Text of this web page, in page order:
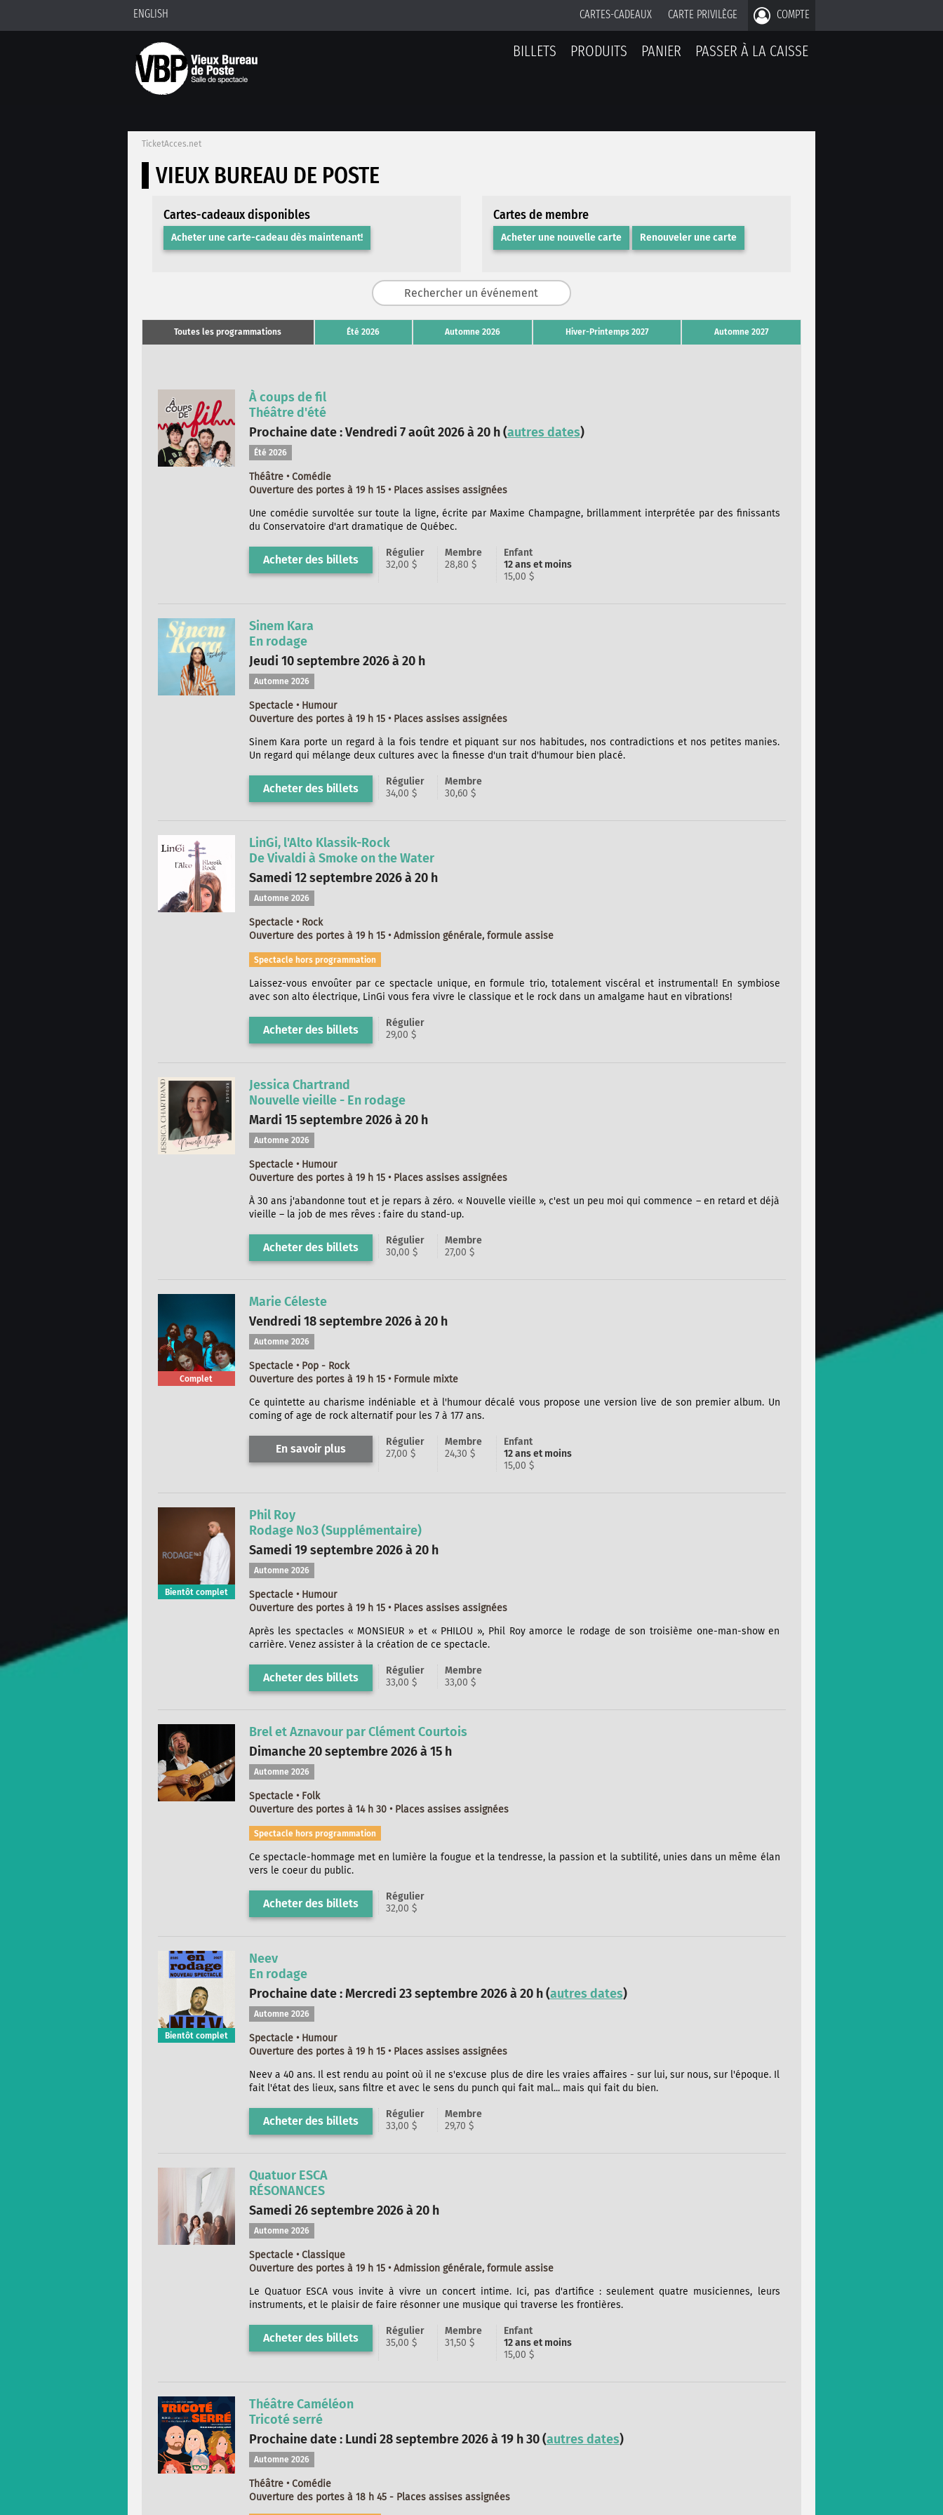
ENGLISH CARTES-CADEAUX CARTE PRIVILÈGE COMPTE
BILLETS PRODUITS PANIER PASSER À LA CAISSE
TicketAcces.net
VIEUX BUREAU DE POSTE
Cartes-cadeaux disponibles
Acheter une carte-cadeau dès maintenant!
Cartes de membre
Acheter une nouvelle carte Renouveler une carte
Toutes les programmations Été 2026 Automne 2026 Hiver-Printemps 2027 Automne 2027
À coups de fil
Théâtre d'été
Prochaine date : Vendredi 7 août 2026 à 20 h (autres dates)
Été 2026
Théâtre • Comédie
Ouverture des portes à 19 h 15 • Places assises assignées
Une comédie survoltée sur toute la ligne, écrite par Maxime Champagne, brillamment interprétée par des finissants
du Conservatoire d'art dramatique de Québec.
Acheter des billets
Régulier
32,00 $
Membre
28,80 $
Enfant
12 ans et moins
15,00 $
Sinem Kara
En rodage
Jeudi 10 septembre 2026 à 20 h
Automne 2026
Spectacle • Humour
Ouverture des portes à 19 h 15 • Places assises assignées
Sinem Kara porte un regard à la fois tendre et piquant sur nos habitudes, nos contradictions et nos petites manies.
Un regard qui mélange deux cultures avec la finesse d'un trait d'humour bien placé.
Acheter des billets
Régulier
34,00 $
Membre
30,60 $
LinGi, l'Alto Klassik-Rock
De Vivaldi à Smoke on the Water
Samedi 12 septembre 2026 à 20 h
Automne 2026
Spectacle • Rock
Ouverture des portes à 19 h 15 • Admission générale, formule assise
Spectacle hors programmation
Laissez-vous envoûter par ce spectacle unique, en formule trio, totalement viscéral et instrumental! En symbiose
avec son alto électrique, LinGi vous fera vivre le classique et le rock dans un amalgame haut en vibrations!
Acheter des billets
Régulier
29,00 $
Jessica Chartrand
Nouvelle vieille - En rodage
Mardi 15 septembre 2026 à 20 h
Automne 2026
Spectacle • Humour
Ouverture des portes à 19 h 15 • Places assises assignées
À 30 ans j'abandonne tout et je repars à zéro. « Nouvelle vieille », c'est un peu moi qui commence – en retard et déjà
vieille – la job de mes rêves : faire du stand-up.
Acheter des billets
Régulier
30,00 $
Membre
27,00 $
Complet
Marie Céleste
Vendredi 18 septembre 2026 à 20 h
Automne 2026
Spectacle • Pop - Rock
Ouverture des portes à 19 h 15 • Formule mixte
Ce quintette au charisme indéniable et à l'humour décalé vous propose une version live de son premier album. Un
coming of age de rock alternatif pour les 7 à 177 ans.
En savoir plus
Régulier
27,00 $
Membre
24,30 $
Enfant
12 ans et moins
15,00 $
Bientôt complet
Phil Roy
Rodage No3 (Supplémentaire)
Samedi 19 septembre 2026 à 20 h
Automne 2026
Spectacle • Humour
Ouverture des portes à 19 h 15 • Places assises assignées
Après les spectacles « MONSIEUR » et « PHILOU », Phil Roy amorce le rodage de son troisième one-man-show en
carrière. Venez assister à la création de ce spectacle.
Acheter des billets
Régulier
33,00 $
Membre
33,00 $
Brel et Aznavour par Clément Courtois
Dimanche 20 septembre 2026 à 15 h
Automne 2026
Spectacle • Folk
Ouverture des portes à 14 h 30 • Places assises assignées
Spectacle hors programmation
Ce spectacle-hommage met en lumière la fougue et la tendresse, la passion et la subtilité, unies dans un même élan
vers le coeur du public.
Acheter des billets
Régulier
32,00 $
Bientôt complet
Neev
En rodage
Prochaine date : Mercredi 23 septembre 2026 à 20 h (autres dates)
Automne 2026
Spectacle • Humour
Ouverture des portes à 19 h 15 • Places assises assignées
Neev a 40 ans. Il est rendu au point où il ne s'excuse plus de dire les vraies affaires - sur lui, sur nous, sur l'époque. Il
fait l'état des lieux, sans filtre et avec le sens du punch qui fait mal... mais qui fait du bien.
Acheter des billets
Régulier
33,00 $
Membre
29,70 $
Quatuor ESCA
RÉSONANCES
Samedi 26 septembre 2026 à 20 h
Automne 2026
Spectacle • Classique
Ouverture des portes à 19 h 15 • Admission générale, formule assise
Le Quatuor ESCA vous invite à vivre un concert intime. Ici, pas d'artifice : seulement quatre musiciennes, leurs
instruments, et le plaisir de faire résonner une musique qui traverse les frontières.
Acheter des billets
Régulier
35,00 $
Membre
31,50 $
Enfant
12 ans et moins
15,00 $
Théâtre Caméléon
Tricoté serré
Prochaine date : Lundi 28 septembre 2026 à 19 h 30 (autres dates)
Automne 2026
Théâtre • Comédie
Ouverture des portes à 18 h 45 - Places assises assignées